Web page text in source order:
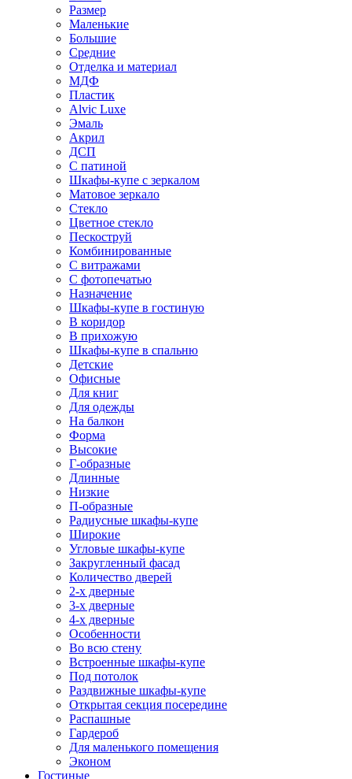
Размер
Маленькие
Большие
Средние
Отделка и материал
МДФ
Пластик
Alvic Luxe
Эмаль
Акрил
ДСП
С патиной
Шкафы-купе с зеркалом
Матовое зеркало
Стекло
Цветное стекло
Пескоструй
Комбинированные
С витражами
С фотопечатью
Назначение
Шкафы-купе в гостиную
В коридор
В прихожую
Шкафы-купе в спальню
Детские
Офисные
Для книг
Для одежды
На балкон
Форма
Высокие
Г-образные
Длинные
Низкие
П-образные
Радиусные шкафы-купе
Широкие
Угловые шкафы-купе
Закругленный фасад
Количество дверей
2-х дверные
3-х дверные
4-х дверные
Особенности
Во всю стену
Встроенные шкафы-купе
Под потолок
Раздвижные шкафы-купе
Открытая секция посередине
Распашные
Гардероб
Для маленького помещения
Эконом
Гостиные